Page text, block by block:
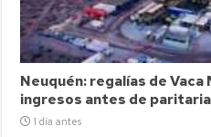
Neuquén: regalías de
ingresos antes de paritaria
1 día antes